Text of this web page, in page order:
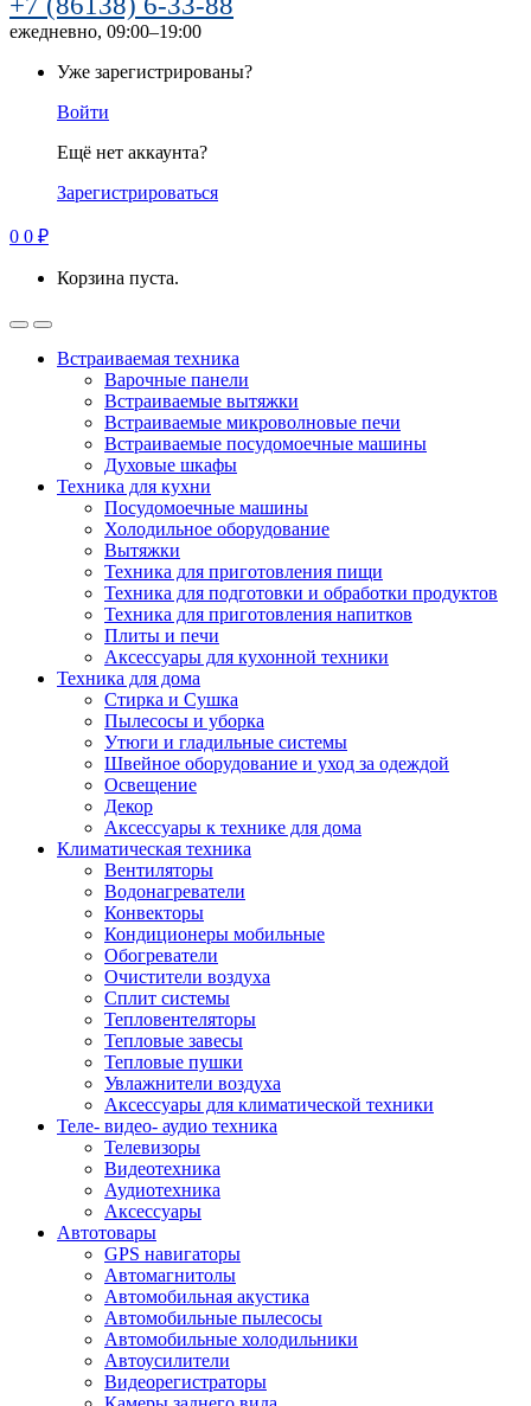
ежедневно, 09:00–19:00
Уже зарегистрированы?
Войти
Ещё нет аккаунта?
Зарегистрироваться
0 0 ₽
Корзина пуста.
Встраиваемая техника
Варочные панели
Встраиваемые вытяжки
Встраиваемые микроволновые печи
Встраиваемые посудомоечные машины
Духовые шкафы
Техника для кухни
Посудомоечные машины
Холодильное оборудование
Вытяжки
Техника для приготовления пищи
Техника для подготовки и обработки продуктов
Техника для приготовления напитков
Плиты и печи
Аксессуары для кухонной техники
Техника для дома
Стирка и Сушка
Пылесосы и уборка
Утюги и гладильные системы
Швейное оборудование и уход за одеждой
Освещение
Декор
Аксессуары к технике для дома
Климатическая техника
Вентиляторы
Водонагреватели
Конвекторы
Кондиционеры мобильные
Обогреватели
Очистители воздуха
Сплит системы
Тепловентеляторы
Тепловые завесы
Тепловые пушки
Увлажнители воздуха
Аксессуары для климатической техники
Теле- видео- аудио техника
Телевизоры
Видеотехника
Аудиотехника
Аксессуары
Автотовары
GPS навигаторы
Автомагнитолы
Автомобильная акустика
Автомобильные пылесосы
Автомобильные холодильники
Автоусилители
Видеорегистраторы